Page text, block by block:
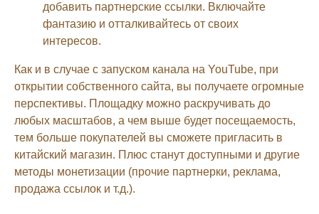
добавить партнерские ссылки. Включайте
фантазию и отталкивайтесь от своих
интересов.
Как и в случае с запуском канала на YouTube, при
открытии собственного сайта, вы получаете огромные
перспективы. Площадку можно раскручивать до
любых масштабов, а чем выше будет посещаемость,
тем больше покупателей вы сможете пригласить в
китайский магазин. Плюс станут доступными и другие
методы монетизации (прочие партнерки, реклама,
продажа ссылок и т.д.).